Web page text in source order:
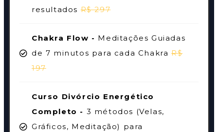
resultadosR$ 297
Chakra Flow - Meditações Guiadas
de 7 minutos para cada ChakraR$
197
Curso Divórcio Energético
Completo - 3 métodos (Velas,
Gráficos, Meditação) para